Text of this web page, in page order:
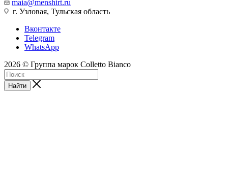
maia@menshirt.ru
г. Узловая, Тульская область
Вконтакте
Telegram
WhatsApp
2026 © Группа марок Colletto Bianco
Найти